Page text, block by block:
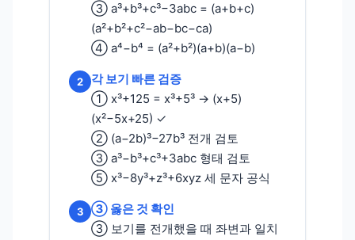
③ a³+b³+c³−3abc = (a+b+c)
(a²+b²+c²−ab−bc−ca)
④ a⁴−b⁴ = (a²+b²)(a+b)(a−b)
2
각 보기 빠른 검증
① x³+125 = x³+5³ → (x+5)
(x²−5x+25) ✓
② (a−2b)³−27b³ 전개 검토
③ a³−b³+c³+3abc 형태 검토
⑤ x³−8y³+z³+6xyz 세 문자 공식
3
③ 옳은 것 확인
③ 보기를 전개했을 때 좌변과 일치